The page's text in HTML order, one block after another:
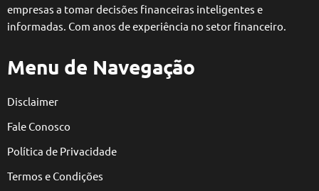
empresas a tomar decisões financeiras inteligentes e
informadas. Com anos de experiência no setor financeiro.
Menu de Navegação
Disclaimer
Fale Conosco
Política de Privacidade
Termos e Condições